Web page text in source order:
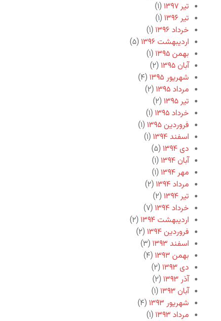
تیر ۱۳۹۷
(۱)
تیر ۱۳۹۶
(۱)
خرداد ۱۳۹۶
(۱)
اردیبهشت ۱۳۹۶
(۵)
بهمن ۱۳۹۵
(۱)
آبان ۱۳۹۵
(۲)
شهریور ۱۳۹۵
(۴)
مرداد ۱۳۹۵
(۲)
تیر ۱۳۹۵
(۲)
خرداد ۱۳۹۵
(۱)
فروردین ۱۳۹۵
(۱)
اسفند ۱۳۹۴
(۱)
دی ۱۳۹۴
(۵)
آبان ۱۳۹۴
(۱)
مهر ۱۳۹۴
(۱)
مرداد ۱۳۹۴
(۲)
تیر ۱۳۹۴
(۲)
خرداد ۱۳۹۴
(۷)
اردیبهشت ۱۳۹۴
(۲)
فروردین ۱۳۹۴
(۲)
اسفند ۱۳۹۳
(۳)
بهمن ۱۳۹۳
(۴)
دی ۱۳۹۳
(۲)
آذر ۱۳۹۳
(۲)
آبان ۱۳۹۳
(۱)
شهریور ۱۳۹۳
(۴)
مرداد ۱۳۹۳
(۱)